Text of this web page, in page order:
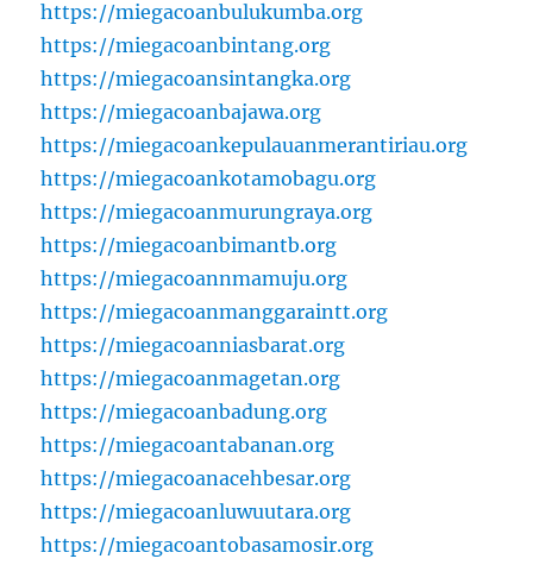
https://miegacoanbulukumba.org
https://miegacoanbintang.org
https://miegacoansintangka.org
https://miegacoanbajawa.org
https://miegacoankepulauanmerantiriau.org
https://miegacoankotamobagu.org
https://miegacoanmurungraya.org
https://miegacoanbimantb.org
https://miegacoannmamuju.org
https://miegacoanmanggaraintt.org
https://miegacoanniasbarat.org
https://miegacoanmagetan.org
https://miegacoanbadung.org
https://miegacoantabanan.org
https://miegacoanacehbesar.org
https://miegacoanluwuutara.org
https://miegacoantobasamosir.org